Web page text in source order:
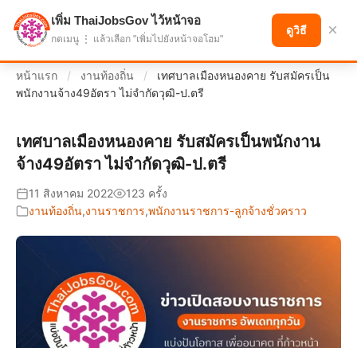
แบ่งปันโอกาส เพื่ออนาคตที่ก้าวหน้า
หน้าแรก / งานท้องถิ่น /
เทศบาลเมืองหนองคาย รับสมัครเป็น
พนักงานจ้าง49อัตรา ไม่จำกัดวุฒิ-ป.ตรี
เทศบาลเมืองหนองคาย รับสมัครเป็นพนักงาน
จ้าง49อัตรา ไม่จำกัดวุฒิ-ป.ตรี
11 สิงหาคม 2022
123 ครั้ง
งานท้องถิ่น,งานราชการ,พนักงานราชการ-ลูกจ้างชั่วคราว
เพิ่ม ThaiJobsGov ไว้หน้าจอ
กดเมนู ⋮ แล้วเลือก "เพิ่มไปยังหน้าจอโฮม"
ดูวิธี ×